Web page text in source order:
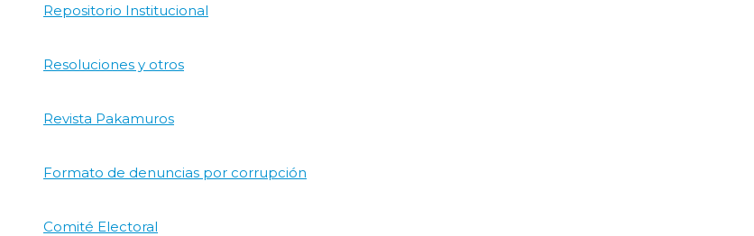
Repositorio Institucional
Resoluciones y otros
Revista Pakamuros
Formato de denuncias por corrupción
Comité Electoral